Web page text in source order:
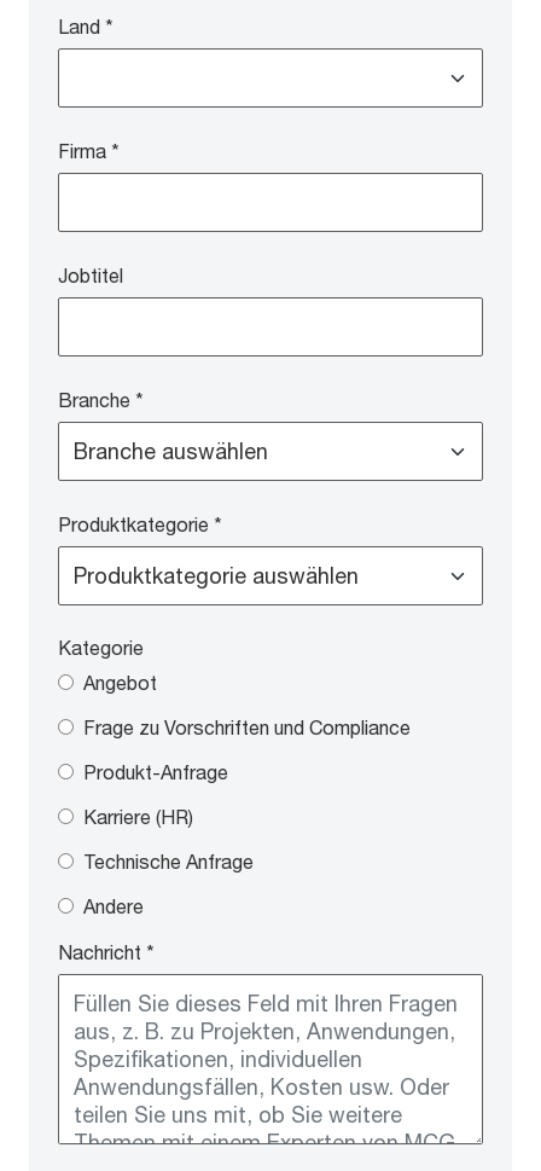
Land *
Firma *
Jobtitel
Branche *
Produktkategorie *
Kategorie
Angebot
Frage zu Vorschriften und Compliance
Produkt-Anfrage
Karriere (HR)
Technische Anfrage
Andere
Nachricht *